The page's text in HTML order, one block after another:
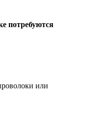
потребуются
или